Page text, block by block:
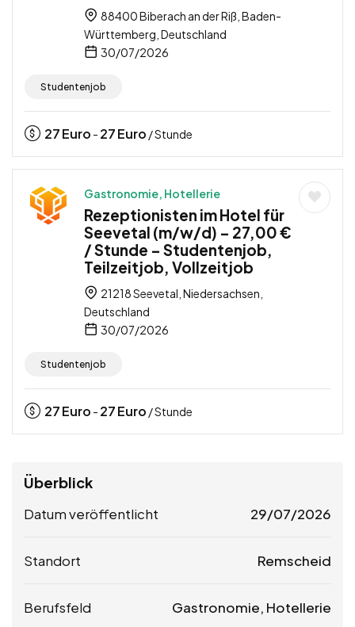
88400 Biberach an der Riß, Baden-
Württemberg, Deutschland
30/07/2026
Studentenjob
27Euro - 27Euro / Stunde
Gastronomie, Hotellerie
Rezeptionisten im Hotel für
Seevetal (m/w/d) – 27,00 €
/ Stunde – Studentenjob,
Teilzeitjob, Vollzeitjob
21218 Seevetal, Niedersachsen,
Deutschland
30/07/2026
Studentenjob
27Euro - 27Euro / Stunde
Überblick
Datum veröffentlicht 29/07/2026
Standort Remscheid
Berufsfeld Gastronomie, Hotellerie